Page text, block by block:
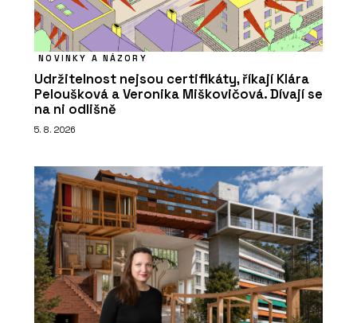
NOVINKY A NÁZORY
Udržitelnost nejsou certifikáty, říkají Klára
Peloušková a Veronika Miškovičová. Dívají se
na ni odlišně
5. 8. 2026